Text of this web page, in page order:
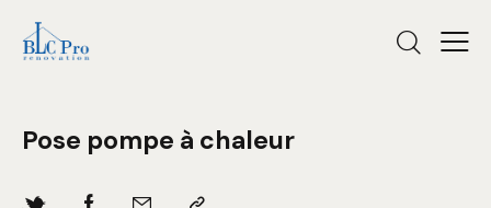
Pose pompe à chaleur